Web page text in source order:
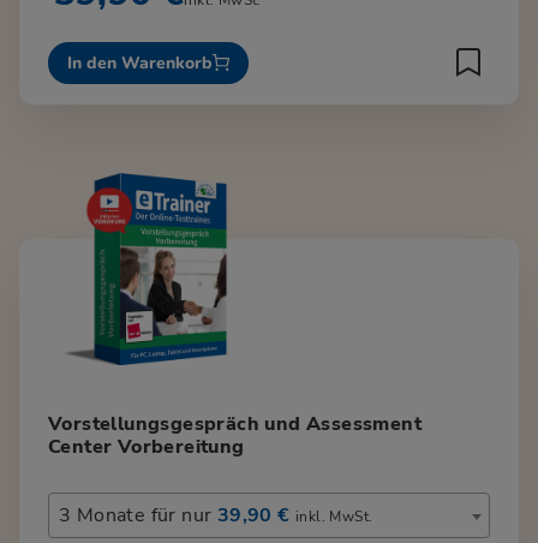
In den Warenkorb
Vorstellungsgespräch und Assessment
Center Vorbereitung
3 Monate für nur 39,90 € inkl. MwSt.